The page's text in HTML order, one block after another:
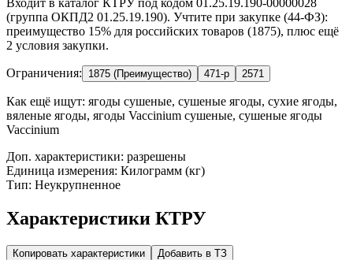
(группа ОКПД2 01.25.19.190). Учтите при закупке (44-ФЗ):
преимущество 15% для российских товаров (1875), плюс ещё
2 условия закупки.
Ограничения: 1875 (Преимущество) 471-р 2571
Как ещё ищут: ягоды сушеные, сушеные ягоды, сухие ягоды,
вяленые ягоды, ягоды Vaccinium сушеные, сушеные ягоды
Vaccinium
Доп. характеристики: разрешены
Единица измерения: Килограмм (кг)
Тип: Неукрупненное
Характеристики КТРУ
Копировать характеристики Добавить в ТЗ